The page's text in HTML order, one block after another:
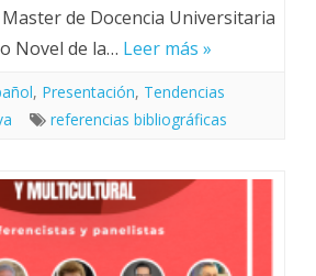
de Docencia Universitaria
Novel de la… Leer más »
, Presentación, Tendencias
referencias bibliográficas